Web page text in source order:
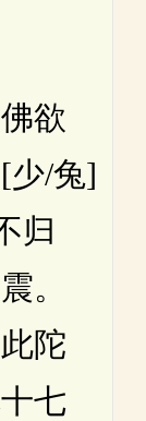
欲
少/兔]
归
。
陀
七